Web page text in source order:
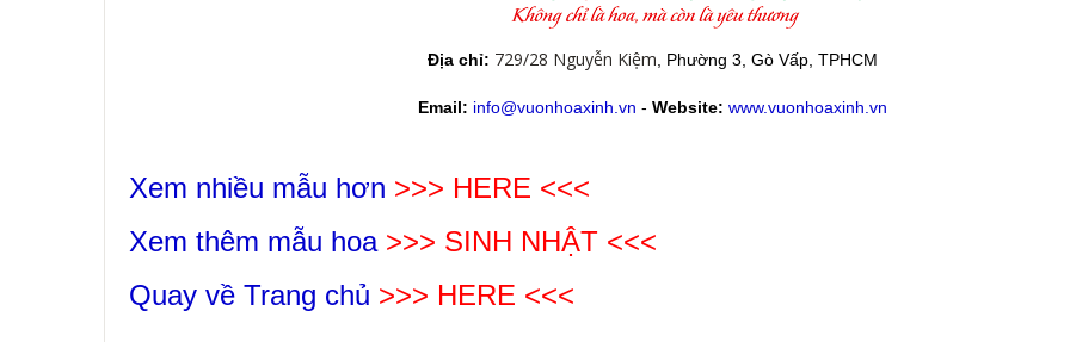
Địa chỉ: 729/28 Nguyễn Kiệm , Phường 3, Gò Vấp, TPHCM
Email: info@vuonhoaxinh.vn - Website: www.vuonhoaxinh.vn
Xem nhiều mẫu hơn >>> HERE <<<
Xem thêm mẫu hoa >>> SINH NHẬT <<<
Quay về Trang chủ >>> HERE <<<